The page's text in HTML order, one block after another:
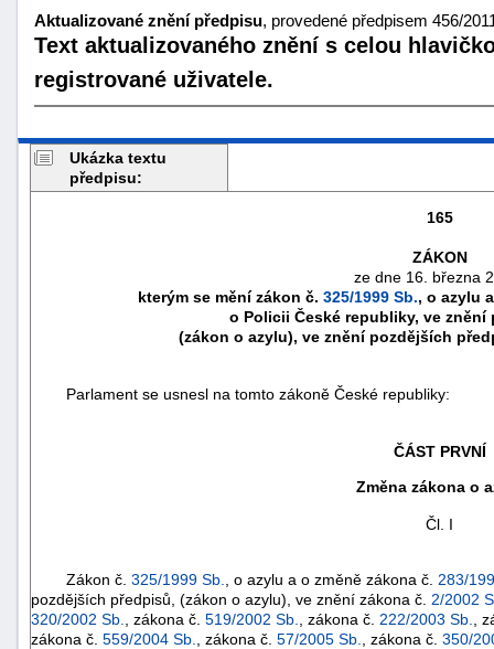
Aktualizované znění předpisu, provedené předpisem 456/
Text aktualizovaného znění s celou
registrované uživatele.
Ukázka textu
předpisu:
165
ZÁKON
ze dne 16. března
kterým se mění zákon č. 325/1999 Sb., o azylu
o Policii České republiky, ve
(zákon o azylu), ve znění pozdějších
Parlament se usnesl na tomto zákoně České republiky:
ČÁST PRVNÍ
Změna zákona o
Čl. I
Zákon č. 325/1999 Sb. , o azylu a o změně zákona č. 283/
pozdějších předpisů, (zákon o azylu), ve znění zákona č. 2/2002
320/2002 Sb.
, zákona č. 519/2002 Sb. , zákona č. 222/2003 Sb.
,
zákona č. 559/2004 Sb. , zákona č. 57/2005 Sb. , zákona č. 350/
náhrady
škody